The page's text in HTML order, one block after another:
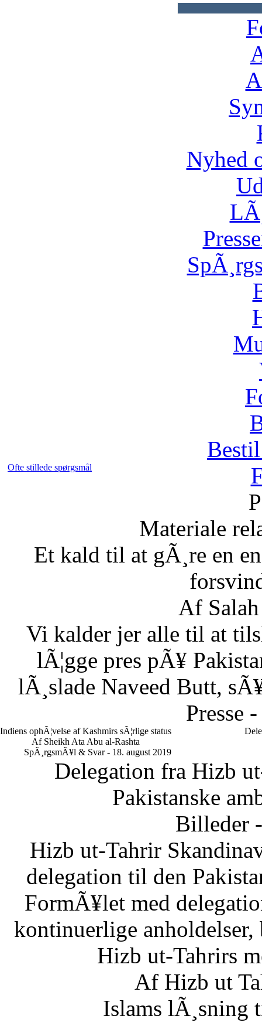
Nyhed
Ofte stillede spørgsmål
Materiale
Et kald til at gÃ¸re en
Af
Vi kalder jer alle til at
lÃ¦gge pres pÃ¥
lÃ¸slade Naveed Butt,
Presse
Indiens ophÃ¦velse af Kashmirs sÃ¦rlige status
Af Sheikh Ata Abu al-Rashta
SpÃ¸rgsmÃ¥l & Svar - 18. august 2019
Delegation fra Hizb
Pakistanske
Billeder
Hizb ut-Tahrir
delegation til den
FormÃ¥let med
kontinuerlige
Hizb ut-Tahrirs
Af Hizb ut
Islams lÃ¸sning